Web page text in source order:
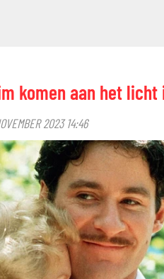
komen aan het licht
2023 14:46